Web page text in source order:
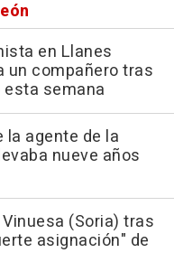
en Llanes
un compañero tras
semana
la agente de la
nueve años
(Soria) tras
asignación" de